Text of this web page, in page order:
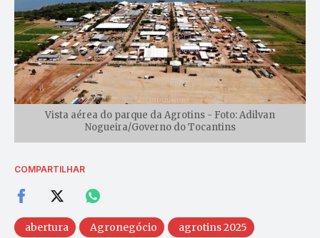
Vista aérea do parque da Agrotins - Foto: Adilvan
Nogueira/Governo do Tocantins
COMPARTILHAR
abertura Agronegócio
agrotins 2025